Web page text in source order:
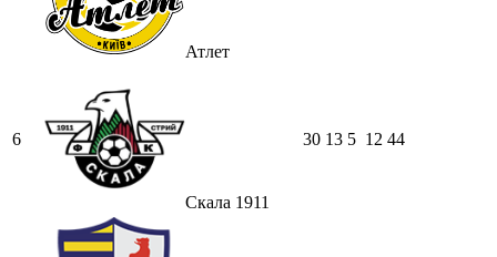
Атлет
6
Скала 1911
30 13 5 12 44